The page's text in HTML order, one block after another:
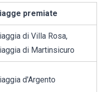
premiate
di Villa Rosa,
di Martinsicuro
d'Argento